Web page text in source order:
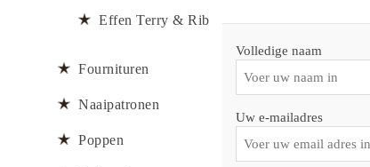
Volledige naam
Uw e-mailadres
Effen Terry & Rib
Fournituren
Naaipatronen
Poppen